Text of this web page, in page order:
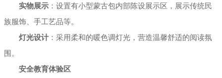
实物展示 ：设置有小型蒙古包内部陈设展示区，展示传统民
族服饰、手工艺品等。
灯光设计 ：采用柔和的暖色调灯光，营造温馨舒适的阅读氛
围。
安全教育体验区